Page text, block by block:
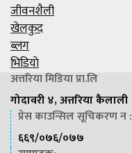
जीवनशैली
खेलकुद
ब्लग
भिडियाे
अत्तरिया मिडिया प्रा.लि
गोदावरी ४, अत्तरिया कैलाली
प्रेस काउन्सिल सूचिकरण न :
६६९/०७६/०७७